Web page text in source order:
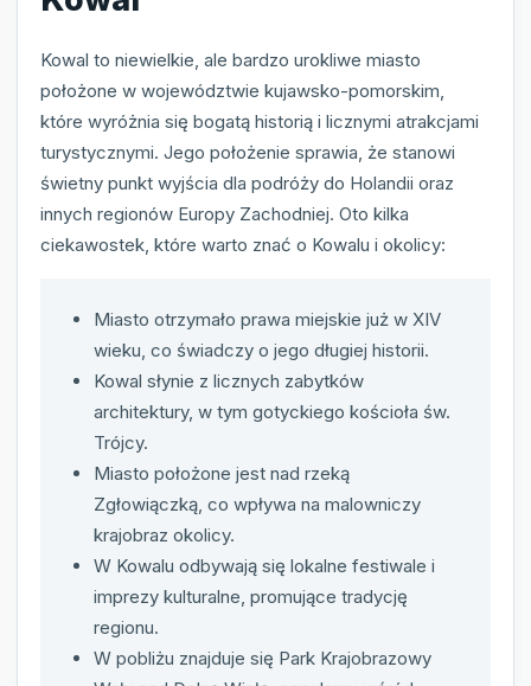
Kowal to niewielkie, ale bardzo urokliwe miasto
położone w województwie kujawsko-pomorskim,
które wyróżnia się bogatą historią i licznymi atrakcjami
turystycznymi. Jego położenie sprawia, że stanowi
świetny punkt wyjścia dla podróży do Holandii oraz
innych regionów Europy Zachodniej. Oto kilka
ciekawostek, które warto znać o Kowalu i okolicy:
Miasto otrzymało prawa miejskie już w XIV
wieku, co świadczy o jego długiej historii.
Kowal słynie z licznych zabytków
architektury, w tym gotyckiego kościoła św.
Trójcy.
Miasto położone jest nad rzeką
Zgłowiączką, co wpływa na malowniczy
krajobraz okolicy.
W Kowalu odbywają się lokalne festiwale i
imprezy kulturalne, promujące tradycję
regionu.
W pobliżu znajduje się Park Krajobrazowy